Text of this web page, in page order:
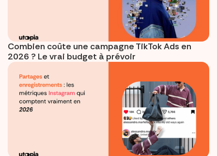
Combien coûte une campagne TikTok Ads en
2026 ? Le vrai budget à prévoir